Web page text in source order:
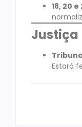
18, 20 e
Justiça
Estará